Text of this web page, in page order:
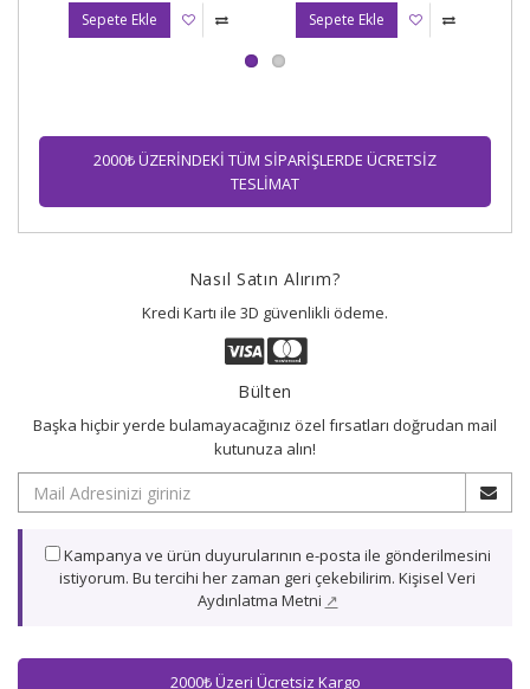
Sepete Ekle Sepete Ekle
2000₺ ÜZERİNDEKİ TÜM SİPARİŞLERDE ÜCRETSİZ
TESLİMAT
Nasıl Satın Alırım?
Kredi Kartı ile 3D güvenlikli ödeme.
Bülten
Başka hiçbir yerde bulamayacağınız özel fırsatları doğrudan mail
kutunuza alın!
Kampanya ve ürün duyurularının e-posta ile gönderilmesini
istiyorum. Bu tercihi her zaman geri çekebilirim. Kişisel Veri
Aydınlatma Metni ↗
2000₺ Üzeri Ücretsiz Kargo